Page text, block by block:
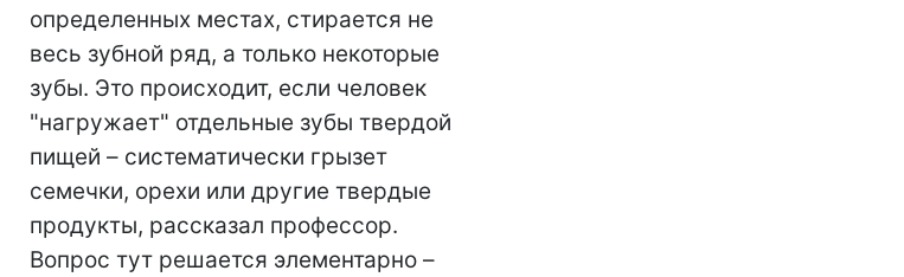
определенных местах, стирается не
весь зубной ряд, а только некоторые
зубы. Это происходит, если человек
"нагружает" отдельные зубы твердой
пищей – систематически грызет
семечки, орехи или другие твердые
продукты, рассказал профессор.
Вопрос тут решается элементарно –